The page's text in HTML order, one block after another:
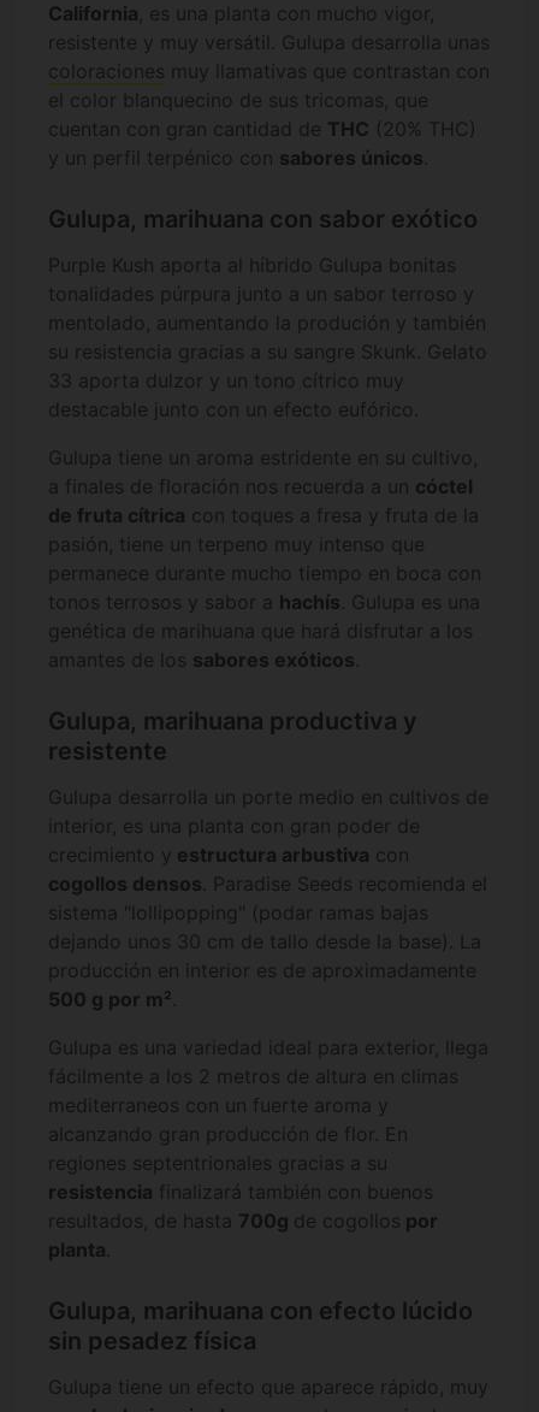
California, es una planta con mucho vigor,
resistente y muy versátil. Gulupa desarrolla unas
coloraciones muy llamativas que contrastan con
el color blanquecino de sus tricomas, que
cuentan con gran cantidad de THC (20% THC)
y un perfil terpénico con sabores únicos.
Gulupa, marihuana con sabor exótico
Purple Kush aporta al híbrido Gulupa bonitas
tonalidades púrpura junto a un sabor terroso y
mentolado, aumentando la produción y también
su resistencia gracias a su sangre Skunk. Gelato
33 aporta dulzor y un tono cítrico muy
destacable junto con un efecto eufórico.
Gulupa tiene un aroma estridente en su cultivo,
a finales de floración nos recuerda a un cóctel
de fruta cítrica con toques a fresa y fruta de la
pasión, tiene un terpeno muy intenso que
permanece durante mucho tiempo en boca con
tonos terrosos y sabor a hachís. Gulupa es una
genética de marihuana que hará disfrutar a los
amantes de los sabores exóticos.
Gulupa, marihuana productiva y
resistente
Gulupa desarrolla un porte medio en cultivos de
interior, es una planta con gran poder de
crecimiento y estructura arbustiva con
cogollos densos. Paradise Seeds recomienda el
sistema "lollipopping" (podar ramas bajas
dejando unos 30 cm de tallo desde la base). La
producción en interior es de aproximadamente
500 g por m².
Gulupa es una variedad ideal para exterior, llega
fácilmente a los 2 metros de altura en climas
mediterraneos con un fuerte aroma y
alcanzando gran producción de flor. En
regiones septentrionales gracias a su
resistencia finalizará también con buenos
resultados, de hasta 700g de cogollos por
planta.
Gulupa, marihuana con efecto lúcido
sin pesadez física
Gulupa tiene un efecto que aparece rápido, muy